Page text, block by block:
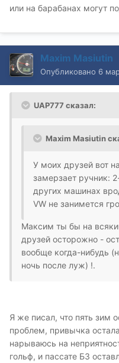
или на барабанах могут
Maxim Masiutin
Опубликовано 6
UAP777 сказал:
Maxim Masiutin
У моих друзей вот
замерзает ручник:
других машинах
VW не занимется
Максим ты бы на
друзей осторожно -
вообще когда-нибудь
ночь после луж) !.
Я же писал, что пять зим
проблем, привычка
нарываюсь на
гольф, и пассате Б3